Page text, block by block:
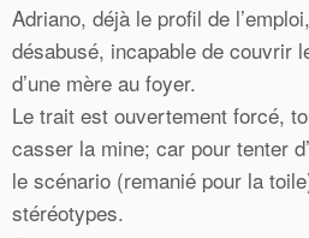
Adriano, déjà le profil de
désabusé, incapable de couvrir
d’une mère au foyer.
Le trait est ouvertement forcé,
casser la mine; car pour tenter
le scénario (remanié pour la
stéréotypes.